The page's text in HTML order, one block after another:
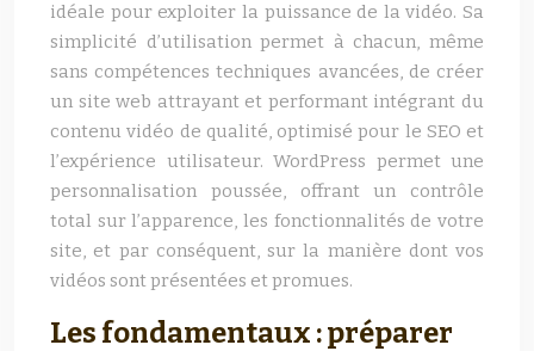
idéale pour exploiter la puissance de la vidéo. Sa
simplicité d’utilisation permet à chacun, même
sans compétences techniques avancées, de créer
un site web attrayant et performant intégrant du
contenu vidéo de qualité, optimisé pour le SEO et
l’expérience utilisateur. WordPress permet une
personnalisation poussée, offrant un contrôle
total sur l’apparence, les fonctionnalités de votre
site, et par conséquent, sur la manière dont vos
vidéos sont présentées et promues.
Les fondamentaux : préparer